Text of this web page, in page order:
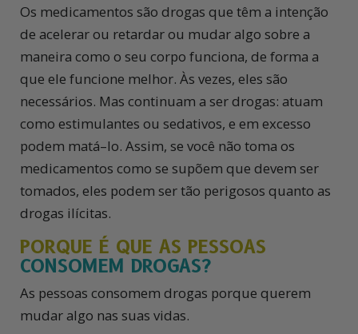
Os medicamentos são drogas que têm a intenção
de acelerar ou retardar ou mudar algo sobre a
maneira como o seu corpo funciona, de forma a
que ele funcione melhor. Às vezes, eles são
necessários. Mas continuam a ser drogas: atuam
como estimulantes ou sedativos, e em excesso
podem matá–lo. Assim, se você não toma os
medicamentos como se supõem que devem ser
tomados, eles podem ser tão perigosos quanto as
drogas ilícitas.
PORQUE É QUE AS PESSOAS
CONSOMEM DROGAS?
As pessoas consomem drogas porque querem
mudar algo nas suas vidas.